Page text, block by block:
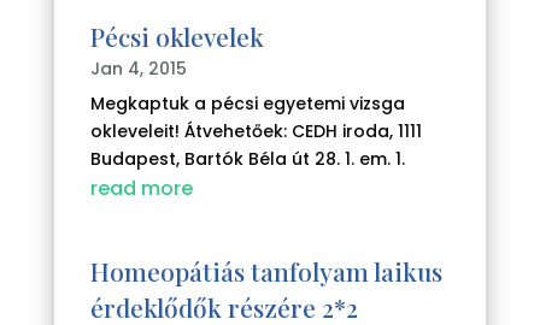
Pécsi oklevelek
Jan 4, 2015
Megkaptuk a pécsi egyetemi vizsga
okleveleit! Átvehetőek: CEDH iroda, 1111
Budapest, Bartók Béla út 28. 1. em. 1.
read more
Homeopátiás tanfolyam laikus
érdeklődők részére 2*2